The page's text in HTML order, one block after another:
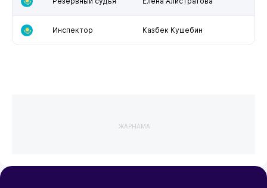
Инспектор Казбек Кушебин
ЖАРНАМА